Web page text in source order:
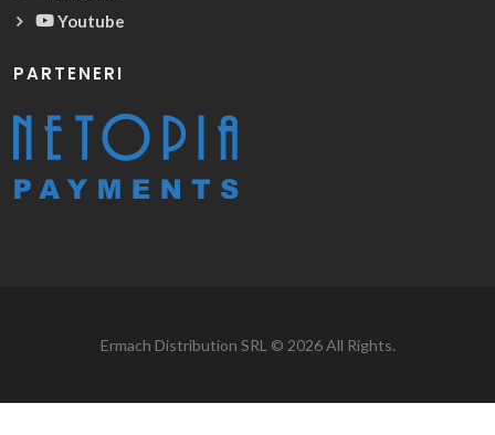
Youtube
PARTENERI
Ermach Distribution SRL © 2026 All Rights.